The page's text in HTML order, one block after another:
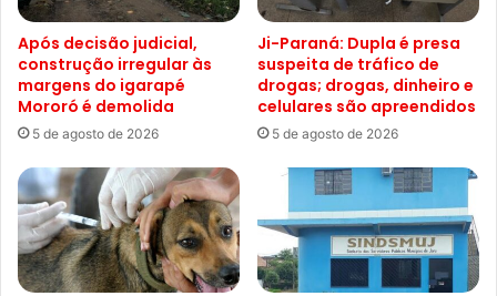
Após decisão judicial,
construção irregular às
margens do igarapé
Mororó é demolida
5 de agosto de 2026
Ji-Paraná: Dupla é presa
suspeita de tráfico de
drogas; drogas, dinheiro e
celulares são apreendidos
5 de agosto de 2026